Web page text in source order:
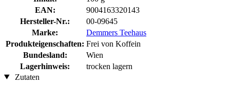
EAN:
9004163320143
Hersteller-Nr.:
00-09645
Marke:
Demmers Teehaus
Produkteigenschaften: Frei von Koffein
Bundesland:
Wien
Lagerhinweis:
trocken lagern
Zutaten